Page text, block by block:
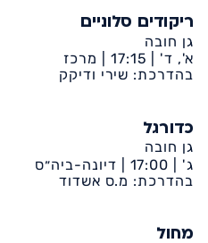
ריקודים סלוניים
גן חובה
א', ד' | 17:15 |
מרכז
קהילתי דיונה
בהדרכת: שירי ודיקק
כדורגל
גן חובה
ג' | 17:00 |
דיונה-ביה״ס
שקד
בהדרכת: מ.ס אשדוד
מחול